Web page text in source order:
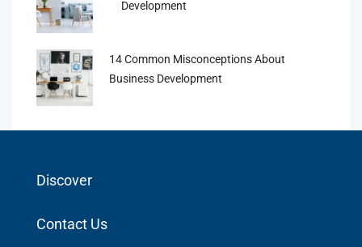
Development
14 Common Misconceptions About
Business Development
Discover
Contact Us